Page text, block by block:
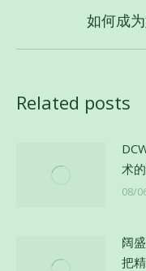
如何成
Related posts
术
08/
阔
把